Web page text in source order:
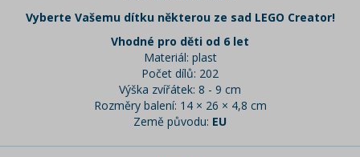
Vyberte Vašemu dítku některou ze sad LEGO Creator!
Vhodné pro děti od 6 let
Materiál: plast
Počet dílů: 202
Výška zvířátek: 8 - 9 cm
Rozměry balení: 14 × 26 × 4,8 cm
Země původu: EU